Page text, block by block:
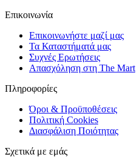
Επικοινωνία
Επικοινωνήστε μαζί μας
Τα Καταστήματά μας
Συχνές Ερωτήσεις
Απασχόληση στη The Mart
Πληροφορίες
Όροι & Προϋποθέσεις
Πολιτική Cookies
Διασφάλιση Ποιότητας
Σχετικά με εμάς